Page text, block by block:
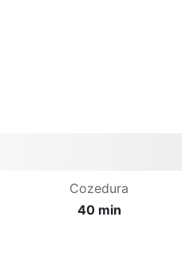
Cozedura
40 min